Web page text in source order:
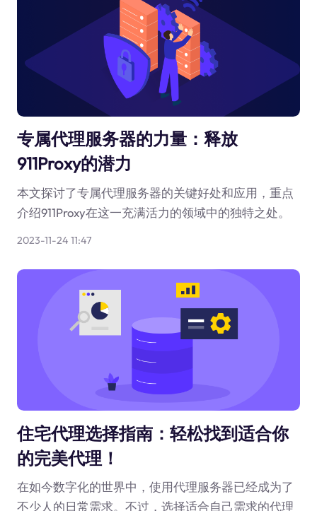
专属代理服务器的力量：释放
911Proxy的潜力
本文探讨了专属代理服务器的关键好处和应用，重点
介绍911Proxy在这一充满活力的领域中的独特之处。
2023-11-24 11:47
住宅代理选择指南：轻松找到适合你
的完美代理！
在如今数字化的世界中，使用代理服务器已经成为了
不少人的日常需求。不过，选择适合自己需求的代理